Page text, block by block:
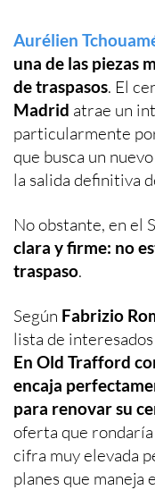
Aurélien
una de las piezas
de traspasos. El
Madrid atrae un
particularmente
que busca un
la salida definitiva
No obstante, en el
clara y firme: no
traspaso.
Según Fabrizio
lista de
En Old Trafford
encaja
para renovar su
oferta que
cifra muy elevada
planes que maneja